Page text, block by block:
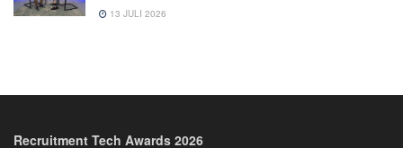
13 JULI 2026
Recruitment Tech Awards 2026